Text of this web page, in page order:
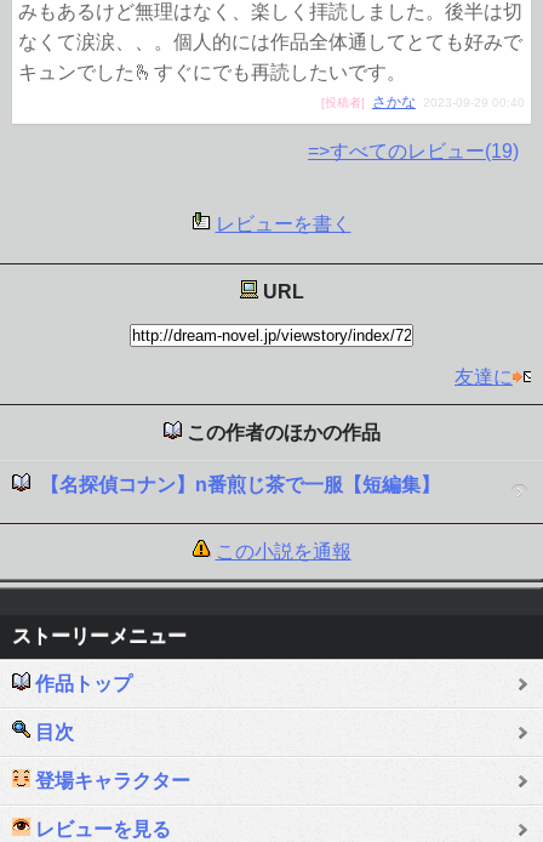
みもあるけど無理はなく、楽しく拝読しました。後半は切
なくて涙涙、、。個人的には作品全体通してとても好みで
キュンでした🫰すぐにでも再読したいです。
[投稿者] さかな 2023-09-29 00:40
=>すべてのレビュー(19)
レビューを書く
URL
友達に
この作者のほかの作品
【名探偵コナン】n番煎じ茶で一服【短編集】
この小説を通報
ストーリーメニュー
作品トップ
目次
登場キャラクター
レビューを見る